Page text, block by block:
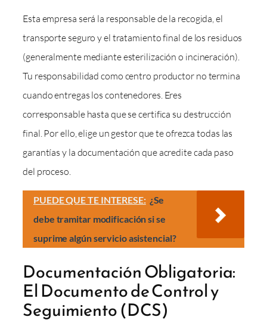
Esta empresa será la responsable de la recogida, el
transporte seguro y el tratamiento final de los residuos
(generalmente mediante esterilización o incineración).
Tu responsabilidad como centro productor no termina
cuando entregas los contenedores. Eres
corresponsable hasta que se certifica su destrucción
final. Por ello, elige un gestor que te ofrezca todas las
garantías y la documentación que acredite cada paso
del proceso.
PUEDE QUE TE INTERESE: ¿Se
debe tramitar modificación si se
suprime algún servicio asistencial?
Documentación Obligatoria:
El Documento de Control y
Seguimiento (DCS)